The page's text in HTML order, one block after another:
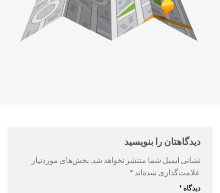
دیدگاهتان را بنویسید
نشانی ایمیل شما منتشر نخواهد شد. بخش‌های موردنیاز
علامت‌گذاری شده‌اند *
دیدگاه *